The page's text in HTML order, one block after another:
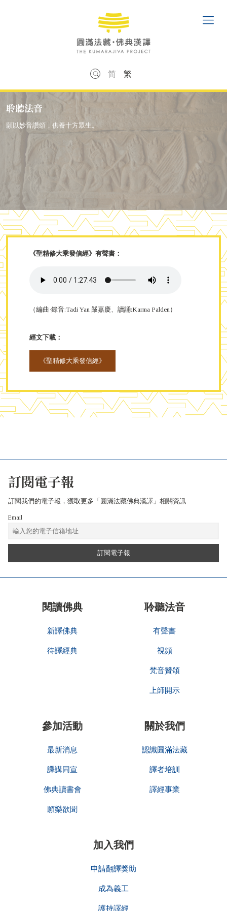
简 繁
聆聽法音
願以妙音讚頌，供養十方眾生。
《聖精修大乘發信經》有聲書：
（編曲·錄音:Tadi Yan 嚴嘉慶、讀誦:Karma Palden）
經文下載：
《聖精修大乘發信經》
訂閱電子報
訂閱我們的電子報，獲取更多「圓滿法藏佛典漢譯」相關資訊
Email
閱讀佛典
新譯佛典
待譯經典
聆聽法音
有聲書
視頻
梵音贊頌
上師開示
參加活動
最新消息
譯講同宣
佛典讀書會
願樂欲聞
關於我們
認識圓滿法藏
譯者培訓
譯經事業
加入我們
申請翻譯獎助
成為義工
護持譯經